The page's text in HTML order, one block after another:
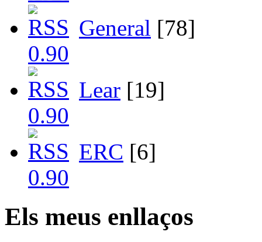
General [78]
Lear [19]
ERC [6]
Els meus enllaços